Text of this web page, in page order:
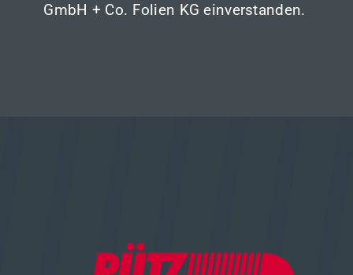
GmbH + Co. Folien KG einverstanden.